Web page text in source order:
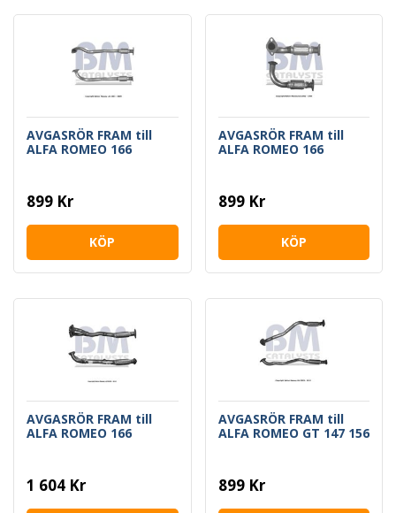
AVGASRÖR FRAM till
ALFA ROMEO 166
899 Kr
KÖP
AVGASRÖR FRAM till
ALFA ROMEO 166
899 Kr
KÖP
AVGASRÖR FRAM till
ALFA ROMEO 166
1 604 Kr
AVGASRÖR FRAM till
ALFA ROMEO GT 147 156
899 Kr